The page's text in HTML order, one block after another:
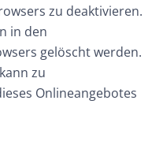
zu deaktivieren.
in den
gelöscht werden.
zu
Onlineangebotes